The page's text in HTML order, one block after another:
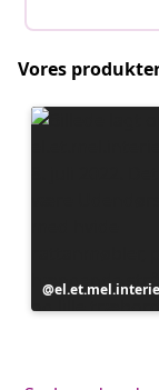
Vores
Opslag
offentliggjort